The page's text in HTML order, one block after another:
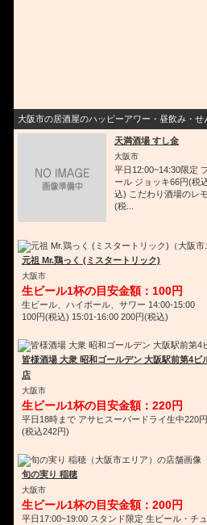
大阪市の居酒屋のハッピーアワー・昼飲み・せ
天満酒場 すし金
大阪市
平日12:00~14:30限定
ール ジョッキ66円(税
込) こだわり酒場のレ
(税...
元祖 Mr.鶏っく (ミスタートリック)
大阪市
生ビール1杯の目安金額：100円
生ビール、ハイボール、サワー 14:00‐15:00
100円(税込) 15:01‐16:00 200円(税込)
皆様酒場 大衆 昭和ゴールデン 大阪駅前第4ビ
店
大阪市
生ビール1杯の目安金額：220円
平日18時まで アサヒスーパードライ生中220円
(税込242円)
旬の実り 稲穂
大阪市
生ビール1杯の目安金額：200円
平日17:00~19:00 スタンド限定 生ビール・チュ